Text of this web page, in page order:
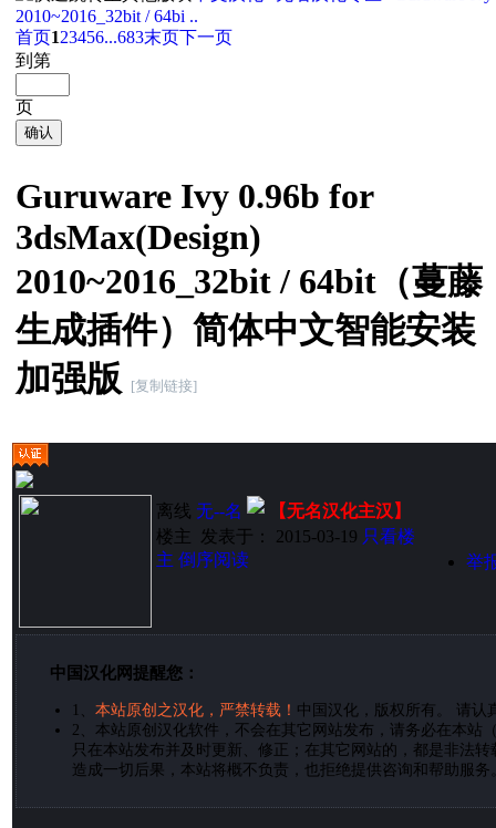
2010~2016_32bit / 64bi ..
首页123456...683末页下一页
到第
页
确认
Guruware Ivy 0.96b for
3dsMax(Design)
2010~2016_32bit / 64bit（蔓藤
生成插件）简体中文智能安装
加强版
[复制链接]
离线 无--名
【无名汉化主汉】
楼主
发表于： 2015-03-19 只看楼
主 倒序阅读 举
中国汉化网提醒您：
本站原创之汉化，严禁转载！ 中国汉化，版权所有。 请认
2、 本站原创汉化软件，不会在其它网站发布，请务必在本站
只在本站发布并及时更新、修正；在其它网站的，都是非法
造成一切后果，本站将概不负责，也拒绝提供咨询和帮助服务